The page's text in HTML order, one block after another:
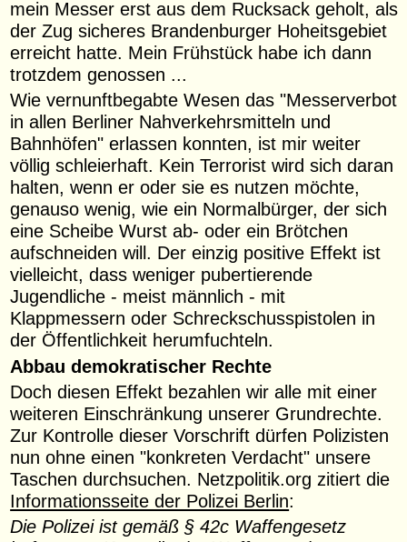
mein Messer erst aus dem Rucksack geholt, als
der Zug sicheres Brandenburger Hoheitsgebiet
erreicht hatte. Mein Frühstück habe ich dann
trotzdem genossen ...
Wie vernunftbegabte Wesen das "Messerverbot
in allen Berliner Nahverkehrsmitteln und
Bahnhöfen" erlassen konnten, ist mir weiter
völlig schleierhaft. Kein Terrorist wird sich daran
halten, wenn er oder sie es nutzen möchte,
genauso wenig, wie ein Normalbürger, der sich
eine Scheibe Wurst ab- oder ein Brötchen
aufschneiden will. Der einzig positive Effekt ist
vielleicht, dass weniger pubertierende
Jugendliche - meist männlich - mit
Klappmessern oder Schreckschusspistolen in
der Öffentlichkeit herumfuchteln.
Abbau demokratischer Rechte
Doch diesen Effekt bezahlen wir alle mit einer
weiteren Einschränkung unserer Grundrechte.
Zur Kontrolle dieser Vorschrift dürfen Polizisten
nun ohne einen "konkreten Verdacht" unsere
Taschen durchsuchen. Netzpolitik.org zitiert die
Informationsseite der Polizei Berlin:
Die Polizei ist gemäß § 42c Waffengesetz